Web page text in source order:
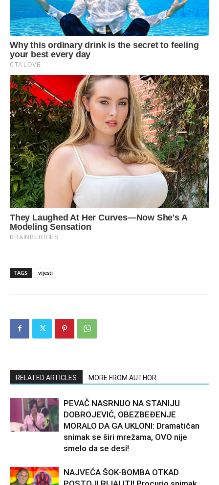
TAGS vijesti
RELATED ARTICLES MORE FROM AUTHOR
PEVAČ NASRNUO NA STANIJU
DOBROJEVIĆ, OBEZBEĐENJE
MORALO DA GA UKLONI: Dramatičan
snimak se širi mrežama, OVO nije
smelo da se desi!
NAJVEĆA ŠOK-BOMBA OTKAD